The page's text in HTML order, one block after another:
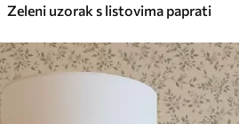
Zeleni uzorak s listovima paprati